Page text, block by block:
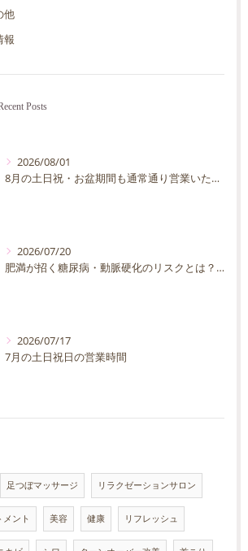
他
報
Posts
2026/08/01
8月の土日祝・お盆期間も通常通り営業いたします
2026/07/20
肥満が招く糖尿病・動脈硬化のリスクとは？30代40代男性が今すぐ始めたい予防法を徹底解説
2026/07/17
7月の土日祝日の営業時間
足つぼマッサージ リラクゼーションサロン
メント 美容 健康 リフレッシュ